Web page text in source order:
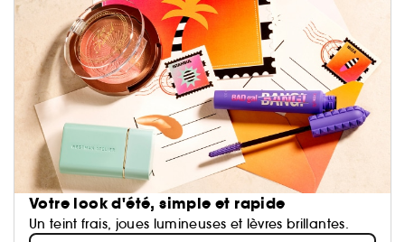
Votre look d'été, simple et rapide
Un teint frais, joues lumineuses et lèvres brillantes.